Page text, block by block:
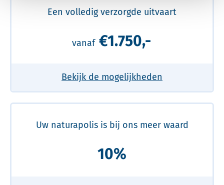
Een volledig verzorgde uitvaart
vanaf €1.750,-
Bekijk de mogelijkheden
Uw naturapolis is bij ons meer waard
10%